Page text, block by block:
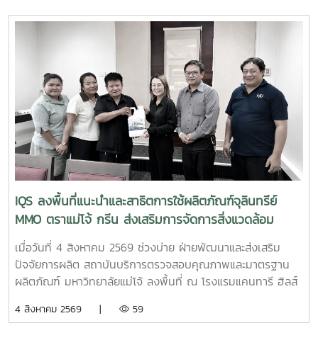
จังหวัดเชียงใหม่ เพื่อประชาสัมพันธ์บริการของหน่วยงาน และให้
คำปรึกษาแก่ผู้ประกอบการ SME ในพื้นที่จังหวัดเชียงใหม่และ
จังหวัดใกล้เคียง ฝ่ายบริหารและห้องปฏิบัติการ นำโดย รองผู้
อำนวยการฝ่ายบริหารและห้องปฏิบัติการ นางริมฤทัย พุทธวงค์
พร้อมด้วยบุคลากร ได้แก่ นางสาวสุปราณี แก้วเทียน นัก
วิทยาศาสตร์ นางสาวธนพร ดวงเดช นักวิทยาศาสตร์ นางสาว
ธนาพร สอนหล้าวงศ์ เจ้าหน้าที่บริการลูกค้า ภายในงาน IQS ได้
ร่วมออกบูธแนะนำบริการด้านการตรวจสอบคุณภาพและ
มาตรฐานผลิตภัณฑ์ พร้อมให้คำปรึกษาแก่ผู้ประกอบการเกี่ยวกับ
การพัฒนาผลิตภัณฑ์ การยกระดับมาตรฐานสินค้า และการใช้
บริการผ่านระบบ BDS เพื่อสนับสนุนการเพิ่มขีดความสามารถใน
การแข่งขันของผู้ประกอบการไทย รวมถึงสร้างเครือข่ายความ
ร่วมมือระหว่างหน่วยงานภาครัฐ สถาบันการศึกษา และภาคธุรกิจ
IQS ลงพื้นที่แนะนำและสาธิตการใช้ผลิตภัณฑ์จุลินทรีย์
MMO ตราแม่โจ้ กรีน ส่งเสริมการจัดการสิ่งแวดล้อม
สำหรับธุรกิจโรงแรม
เมื่อวันที่ 4 สิงหาคม 2569 ช่วงบ่าย ฝ่ายพัฒนาและส่งเสริม
ปัจจัยการผลิต สถาบันบริการตรวจสอบคุณภาพและมาตรฐาน
ผลิตภัณฑ์ มหาวิทยาลัยแม่โจ้ ลงพื้นที่ ณ โรงแรมแคนทารี ฮิลส์
และสาธิตแนวทางการใช้งานผลิตภัณฑ์จุลินทรีย์ MMO ตราแม่โจ้
4 สิงหาคม 2569 | 59